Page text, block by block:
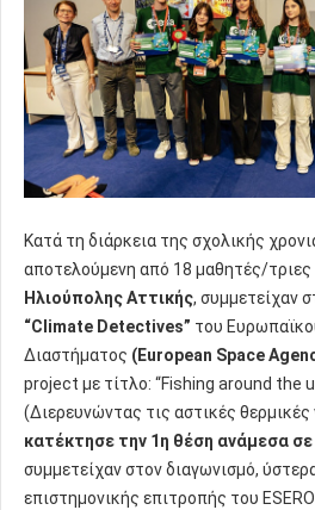
Kατά τη διάρκεια της σχολικής
αποτελούμενη από 18 μαθητές/τριες
Ηλιούπολης Αττικής, συμμετείχαν
“Climate Detectives” του
Διαστήματος (European Space
project με τίτλο: “Fishing around the
(Διερευνώντας τις αστικές θερμικές
κατέκτησε την 1η θέση ανάμεσα
συμμετείχαν στον διαγωνισμό,
επιστημονικής επιτροπής του